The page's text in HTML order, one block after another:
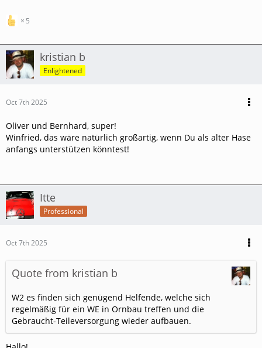
5
kristian b
Enlightened
Oct 7th 2025
Oliver und Bernhard, super!
Winfried, das wäre natürlich großartig, wenn Du als alter Hase
anfangs unterstützen könntest!
Itte
Professional
Oct 7th 2025
Quote from kristian b
W2 es finden sich genügend Helfende, welche sich
regelmäßig für ein WE in Ornbau treffen und die
Gebraucht-Teileversorgung wieder aufbauen.